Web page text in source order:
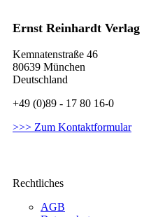
Ernst Reinhardt Verlag
Kemnatenstraße 46
80639 München
Deutschland
+49 (0)89 - 17 80 16-0
>>> Zum Kontaktformular
Rechtliches
AGB